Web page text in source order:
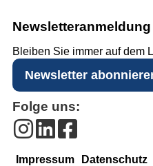
Newsletter­anmeldung
Bleiben Sie immer auf dem
Newsletter
Folge uns:
Impressum Datenschutz